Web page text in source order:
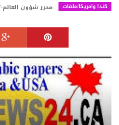
كندا وامريكا/ملفات محرر شؤون العالم-RT :